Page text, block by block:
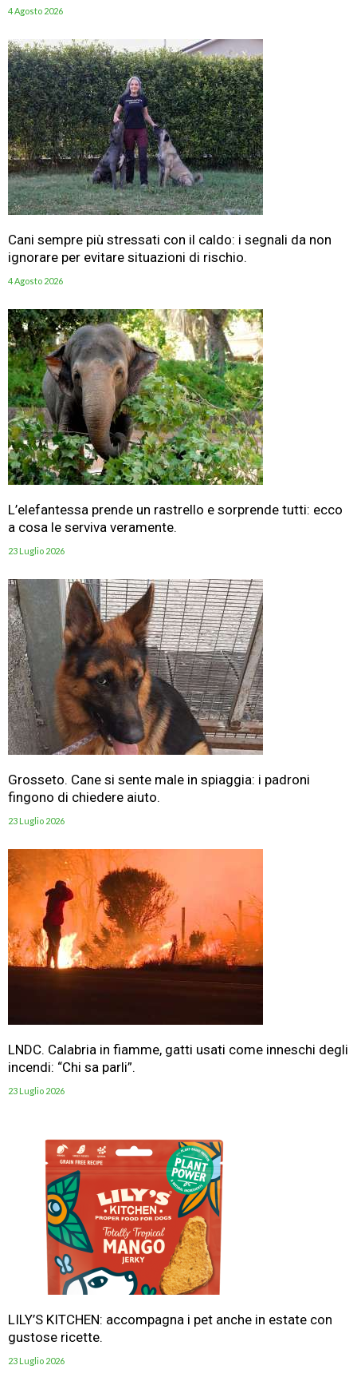
4 Agosto 2026
Cani sempre più stressati con il caldo: i segnali da non
ignorare per evitare situazioni di rischio.
4 Agosto 2026
L’elefantessa prende un rastrello e sorprende tutti: ecco
a cosa le serviva veramente.
23 Luglio 2026
Grosseto. Cane si sente male in spiaggia: i padroni
fingono di chiedere aiuto.
23 Luglio 2026
LNDC. Calabria in fiamme, gatti usati come inneschi degli
incendi: “Chi sa parli”.
23 Luglio 2026
LILY’S KITCHEN: accompagna i pet anche in estate con
gustose ricette.
23 Luglio 2026